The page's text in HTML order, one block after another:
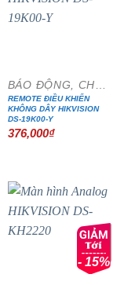
BÁO ĐỘNG, CHỐNG TRỘM
REMOTE ĐIỀU KHIỂN
KHÔNG DÂY HIKVISION
DS-19K00-Y
376,000₫
- 15%